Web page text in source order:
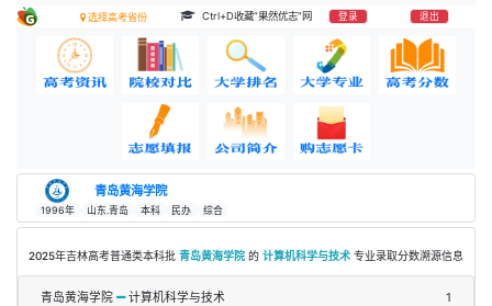
选择高考省份 Ctrl+D收藏“果然优志”网 登录 退出
青岛黄海学院
1996年 山东.青岛 本科 民办 综合
2025年吉林高考普通类本科批 青岛黄海学院 的 计算机科学与技术 专业录取分数溯源信息
青岛黄海学院 计算机科学与技术 1